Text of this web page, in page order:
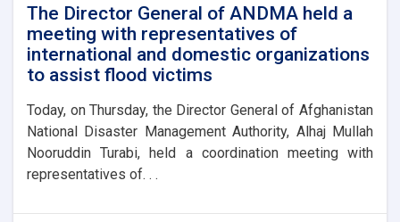
The Director General of ANDMA held a
meeting with representatives of
international and domestic organizations
to assist flood victims
Today, on Thursday, the Director General of Afghanistan
National Disaster Management Authority, Alhaj Mullah
Nooruddin Turabi, held a coordination meeting with
representatives of. . .